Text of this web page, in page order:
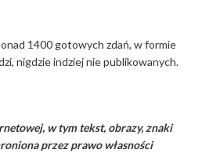
1400 gotowych zdań, w formie
nigdzie indziej nie publikowanych.
w tym tekst, obrazy, znaki
przez prawo własności